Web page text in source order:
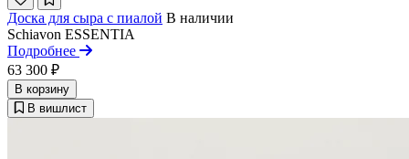
Доска для сыра с пиалой В наличии
Schiavon ESSENTIA
Подробнее
63 300 ₽
В корзину
В вишлист